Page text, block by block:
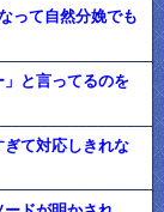
って自然分娩でも
と言ってるのを
て対応しきれな